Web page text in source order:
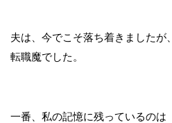
夫は、今でこそ落ち着きましたが、
転職魔でした。
一番、私の記憶に残っているのは